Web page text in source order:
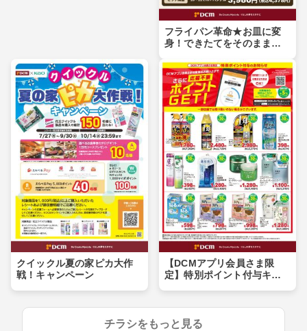
フライパン革命★お皿に変
身！できたてをそのまま食
クイックル夏の家ピカ大作
戦！キャンペーン
【DCMアプリ会員さま限
定】特別ポイント付与キャ
チラシをもっと見る